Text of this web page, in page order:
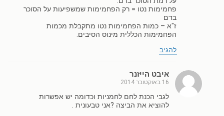
פחמימות נטו = רק הפחמימות שמשפיעות על הסוכר
בדם
ז"א – כמות הפחמימות נטו מתקבלת מכמות
הפחמימות הכללית מינוס הסיבים.
להגיב
איבט הייזנר
16 באוקטובר 2014
לגבי הכנת לחם לחמניות וכדומה יש אפשרות
להוציא את הביצה ?אני טבעונית .